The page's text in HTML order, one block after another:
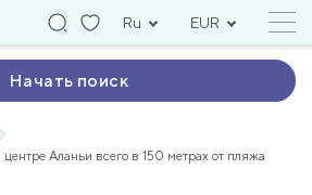
Ru EUR
Начать поиск
Аланьи всего в 150 метрах от пляжа